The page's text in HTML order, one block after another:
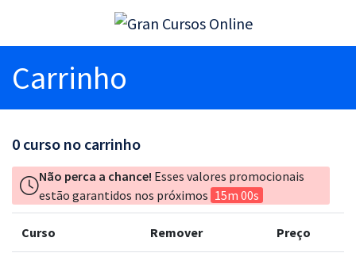
Carrinho
0 curso no carrinho
Não perca a chance! Esses valores promocionais
estão garantidos nos próximos 15m 00s
Curso Remover Preço